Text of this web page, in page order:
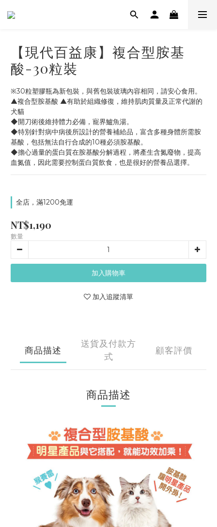
【現代百益康】複合型胺基
酸-30粒裝
※30粒塑膠瓶為新包裝，與舊包裝玻璃內容相同，請安心食用。
▲複合型胺基酸 ▲有助於組織修復，維持肌肉質量及正常代謝的
犬貓
◆開刀術後維持體力必備，寵界鱸魚湯。
◆特別針對病中病後所設計的營養補給品，富含多種身體所需胺
基酸，包括無法自行合成的10種必須胺基酸。
◆擔心過量的蛋白質在胺基酸分解過程，將產生含氮廢物，提高
血氮值，因此需要控制蛋白質飲食，也是很好的營養品選擇。
全店，滿1200免運
NT$1,190
數量
加入購物車
加入追蹤清單
商品描述
送貨及付款方
式
顧客評價
商品描述